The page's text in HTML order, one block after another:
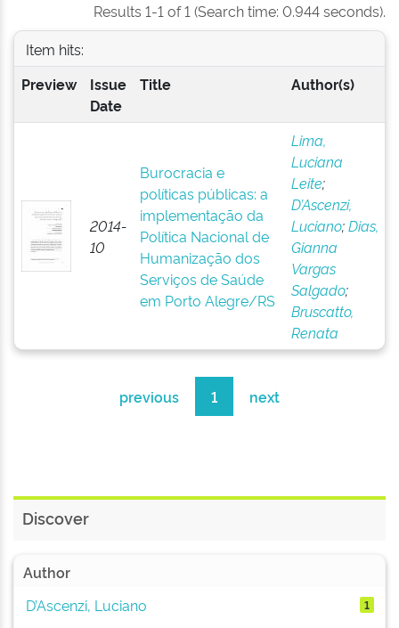
Results 1-1 of 1 (Search time: 0.944 seconds).
Item hits:
Preview
Issue
Date
Title Author(s)
2014-
10
Burocracia e
políticas públicas: a
implementação da
Política Nacional de
Humanização dos
Serviços de Saúde
em Porto Alegre/RS
Lima,
Luciana
Leite;
D’Ascenzi,
Luciano;Dias,
Gianna
Vargas
Salgado;
Bruscatto,
Renata
previous 1 next
Discover
Author
D’Ascenzi, Luciano
1